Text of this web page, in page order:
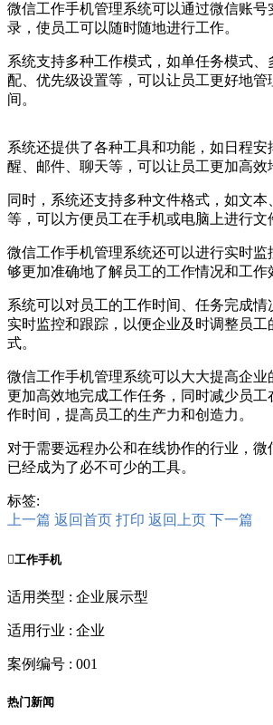
微信工作手机管理系统可以通过微信账号
录，使员工可以随时随地进行工作。
系统支持多种工作模式，如单任务模式、
配、优先级设置等，可以让员工更好地管
间。
系统还提供了各种工具和功能，如日程安
醒、邮件、聊天等，可以让员工更加高效
同时，系统还支持多种文件格式，如文本
等，可以方便员工在手机或电脑上进行文
微信工作手机管理系统还可以进行实时监
够更加准确地了解员工的工作情况和工作
系统可以对员工的工作时间、任务完成
实时监控和跟踪，以便企业及时调整员
式。
微信工作手机管理系统可以大大提高企业
更加高效地完成工作任务，同时减少员工
作时间，提高员工的生产力和创造力。
对于需要远程办公和在线协作的行业，微
已经成为了必不可少的工具。
标签:
上一篇 返回首页 打印 返回上页 下一篇
工作手机
适用类型 : 企业展示型
适用行业 : 企业
案例编号 : 001
热门新闻